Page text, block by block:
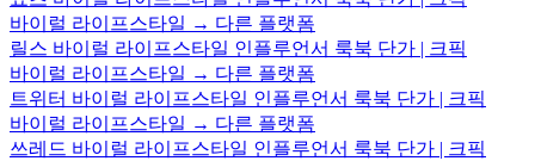
바이럴 라이프스타일 → 다른 플랫폼
릴스 바이럴 라이프스타일 인플루언서 룩북 단가 | 크픽
바이럴 라이프스타일 → 다른 플랫폼
트위터 바이럴 라이프스타일 인플루언서 룩북 단가 | 크픽
바이럴 라이프스타일 → 다른 플랫폼
쓰레드 바이럴 라이프스타일 인플루언서 룩북 단가 | 크픽